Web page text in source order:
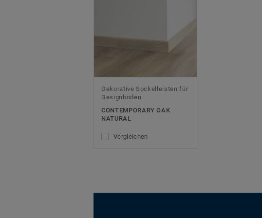
Dekorative Sockelleisten für
Designböden
CONTEMPORARY OAK
NATURAL
Vergleichen